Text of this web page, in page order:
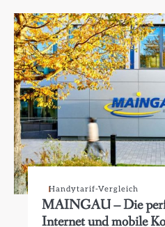
Handytarif-Vergleich
MAINGAU – Die
Internet und mobile